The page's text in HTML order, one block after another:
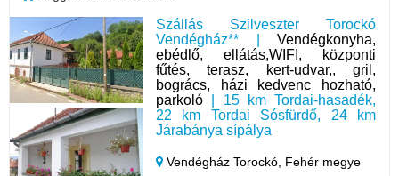
Szállás Szilveszter Torockó
Vendégház** | Vendégkonyha,
ebédlő, ellátás,WIFI, központi
fűtés, terasz, kert-udvar,, gril,
bogrács, házi kedvenc hozható,
parkoló | 15 km Tordai-hasadék,
22 km Tordai Sósfürdő, 24 km
Járabánya sípálya
Vendégház Torockó, Fehér megye